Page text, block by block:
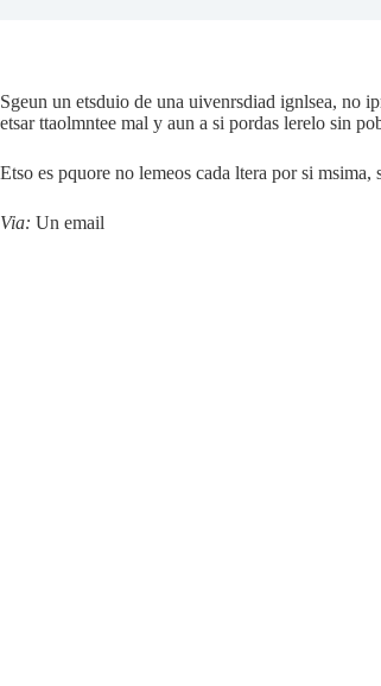
Sgeun un etsduio de una uivenrsdiad ignlsea, no
etsar ttaolmntee mal y aun a si pordas lerelo sin
Etso es pquore no lemeos cada ltera por si
Via: Un email